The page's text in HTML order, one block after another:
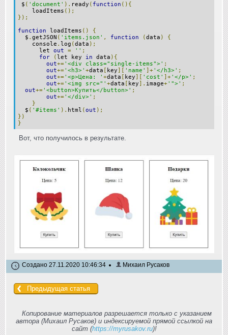
$ ( 'document' ). ready ( function (){
loadItems ();
});
function loadItems ()
{
$ . getJSON ( 'items.json' , function (data )
{
console . log (data );
let out = '' ;
for
(let key in data ){
out+='<div class="single-items">' ;
out+='<h3>' +data [ key][ 'name' ]+'</h3>' ;
out+='<p>Цена: ' +data [ key][ 'cost' ]+'</p>' ;
out+='<img src="' +data [ key]. image+'">' ;
out+='<button>Купить</button>' ;
out+='</div>' ;
}
$ ( '#items' ). html (out );
})
}
Вот, что получилось в результате.
Создано 27.11.2020 10:46:34 Михаил Русаков
Предыдущая статья
Копирование материалов разрешается только с указанием
автора (Михаил Русаков) и индексируемой прямой ссылкой на
сайт (https://myrusakov.ru)!